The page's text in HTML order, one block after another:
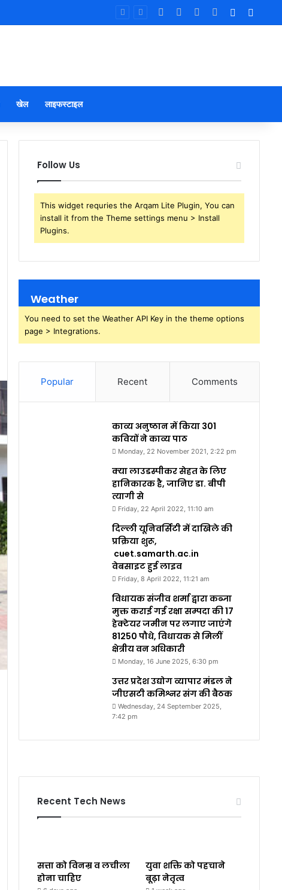
Facebook YouTubeInstagram
Log In
खेल लाइफस्टाइल
Follow Us
This widget requries the Arqam Lite Plugin, You can
install it from the Theme settings menu > Install
Plugins.
Weather
You need to set the Weather API Key in the theme options
page > Integrations.
Popular Recent Comments
काव्य अनुष्ठान में किया 301
कवियों ने काव्य पाठ
Monday, 22 November 2021, 2:22 pm
क्या लाउडस्पीकर सेहत के लिए
हानिकारक है, जानिए डा. बीपी
त्यागी से
Friday, 22 April 2022, 11:10 am
दिल्ली यूनिवर्सिटी में दाखिले की
प्रक्रिया शुरू,
cuet.samarth.ac.in
वेबसाइट हुई लाइव
Friday, 8 April 2022, 11:21 am
विधायक संजीव शर्मा द्वारा कब्जा
मुक्त कराई गई रक्षा सम्पदा की 17
हेक्टेयर जमीन पर लगाए जाएंगे
81250 पौधे, विधायक से मिलीं
क्षेत्रीय वन अधिकारी
Monday, 16 June 2025, 6:30 pm
उत्तर प्रदेश उद्योग व्यापार मंडल ने
जीएसटी कमिश्नर संग की बैठक
Wednesday, 24 September 2025,
7:42 pm
Recent Tech News
सत्ता को विनम्र व लचीला
होना चाहिए
युवा शक्ति को पहचाने
बूढ़ा नेतृत्व